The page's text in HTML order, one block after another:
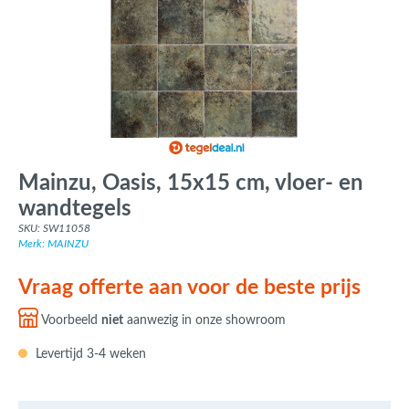
Mainzu, Oasis, 15x15 cm, vloer- en
wandtegels
SKU: SW11058
Merk: MAINZU
Vraag offerte aan voor de beste prijs
Voorbeeld niet aanwezig in onze showroom
Levertijd 3-4 weken